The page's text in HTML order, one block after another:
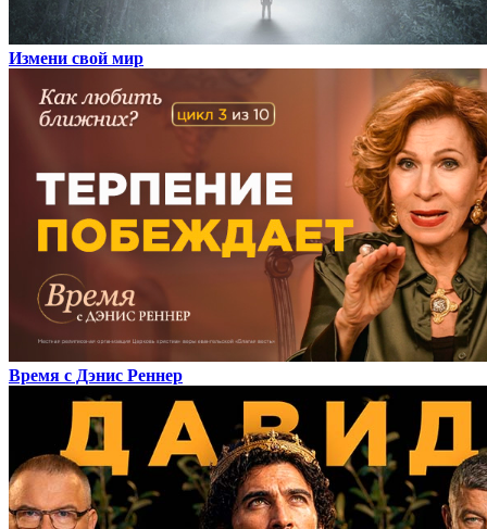
Измени свой мир
Время с Дэнис Реннер